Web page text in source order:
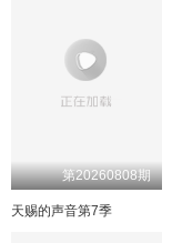
20260731期上
20260803
20260806期纯享上
喜欢你日记5期下
6期中
喜欢你日记6期中
第20260808期
天赐的声音第7季